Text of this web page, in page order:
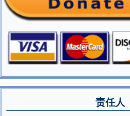
责任人